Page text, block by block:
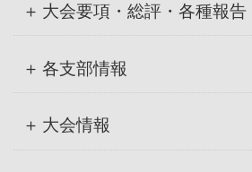
大会要項・総評・各種報告
各支部情報
大会情報